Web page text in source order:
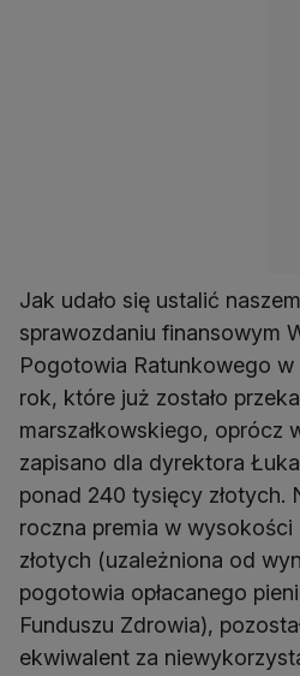
Jak udało się ustalić
sprawozdaniu finansowym
Pogotowia Ratunkowego
rok, które już zostało
marszałkowskiego, oprócz
zapisano dla dyrektora
ponad 240 tysięcy złotych.
roczna premia w wysokości
złotych (uzależniona od
pogotowia opłacanego
Funduszu Zdrowia),
ekwiwalent za